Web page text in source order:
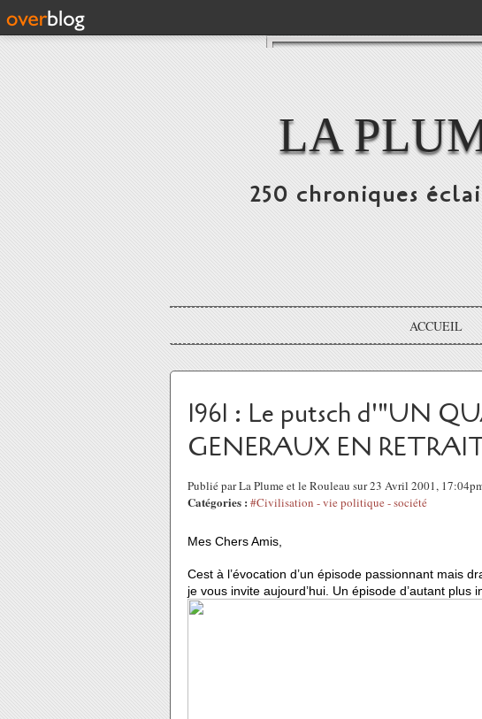
LA
250 chroniques
ACCUEIL
1961 : Le putsch d'"UN
GENERAUX EN
Publié par La Plume et le Rouleau sur 23 Avril 2001,
Catégories : #Civilisation - vie politique - société
Mes Chers Amis,
Cest à l’évocation d’un épisode passionnant mais
je vous invite aujourd’hui. Un épisode d’autant plus